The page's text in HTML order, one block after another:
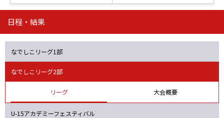
第16節 09/05 (土) 15:00
ニッパツ
-
石人の星
日程・結果
なでしこリーグ1部
なでしこリーグ2部
リーグ 大会概要
U-15アカデミーフェスティバル